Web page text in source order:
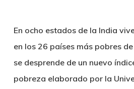
En ocho estados de la India
en los 26 países más pobres
se desprende de un nuevo
pobreza elaborado por la